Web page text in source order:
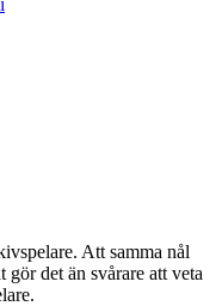
Att samma nål
det än svårare att veta